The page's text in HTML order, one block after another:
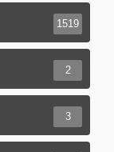
1519
2
3